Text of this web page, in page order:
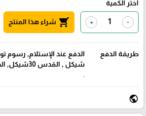
اختر الكمية
-
+
shopping_cart شراء هذا المنتج
طريقة الدفع
شيكل , القدس 30شيكل, الداخل 75 شيكل
.
public